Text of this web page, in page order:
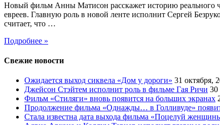
Новый фильм Анны Матисон расскажет историю реального
евреев. Главную роль в новой ленте исполнит Сергей
считает, что …
Подробнее »
Свежие новости
Ожидается выход сиквела «Дом у дороги» 31 октября,
Джейсон Стэйтем исполнит роль в фильме Гая Ричи 30
Фильм «Стиляги» вновь появится на больших экранах
Продолжение фильма «Однажды… в Голливуде»
Стала известна дата выхода фильма «Поцелуй